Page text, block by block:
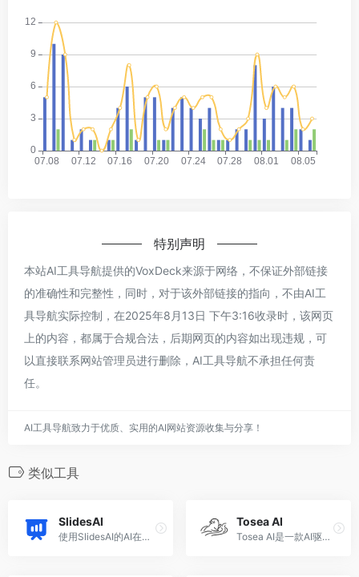
特别声明
本站AI工具导航提供的VoxDeck来源于网络，不保证外部链接
的准确性和完整性，同时，对于该外部链接的指向，不由AI工
具导航实际控制，在2025年8月13日 下午3:16收录时，该网页
上的内容，都属于合规合法，后期网页的内容如出现违规，可
以直接联系网站管理员进行删除，AI工具导航不承担任何责
任。
AI工具导航致力于优质、实用的AI网站资源收集与分享！
类似工具
SlidesAI
使用SlidesAI的AI在几秒钟内创建演示文稿幻灯片
Tosea AI
Tosea AI是一款AI驱动的演示文稿制作工具，可在数分钟内将学术论文、研究PDF及文档转化为专业、精准且可编辑的幻灯片。